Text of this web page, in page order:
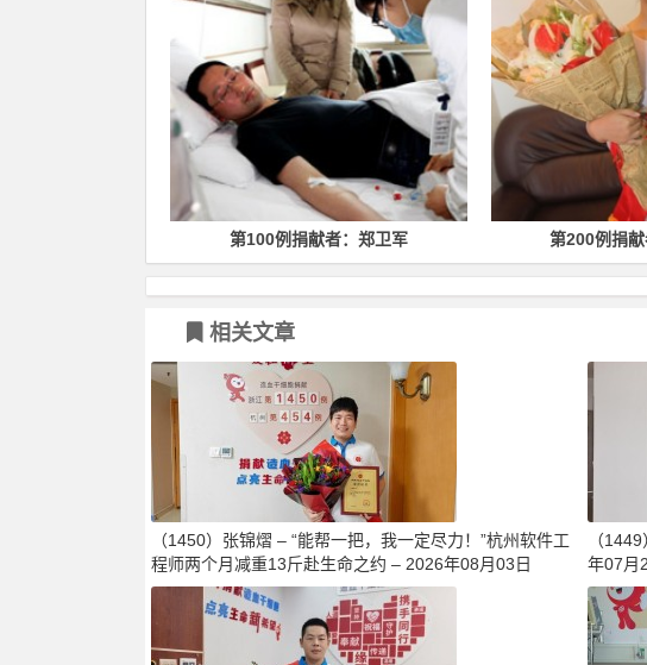
第100例捐献者：郑卫军 第200例捐
相关文章
（1450）张锦熠 – “能帮一把，我一定尽力！”杭州软件工
程师两个月减重13斤赴生命之约 – 2026年08月03日
（
年07月